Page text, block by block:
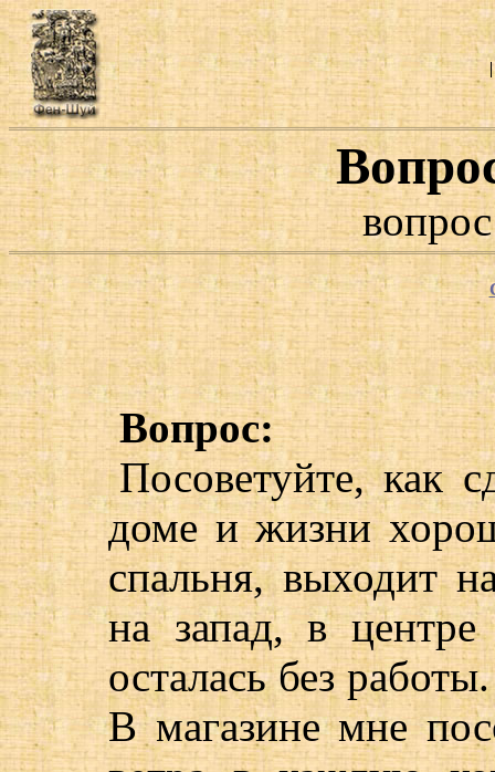
Вопрос:
Посоветуйте, как
доме и жизни
спальня, выходит
на запад, в
осталась без
В магазине мне